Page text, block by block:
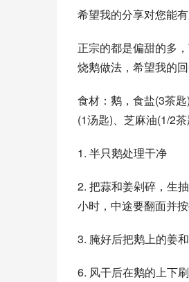
希望我的分享对您能
正宗的都是偏甜的多
烧鹅做法，希望我的回
食材：鹅，食盐(3茶
(1汤匙)、芝麻油(1/2
1. 半只鹅处理干净
2. 把蒜和姜剁碎，生
小时，中途要翻面并
3. 腌好后把鹅上的姜
6. 风干后在鹅的上下